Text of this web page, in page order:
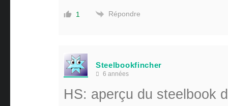
1 Répondre
Steelbookfincher
6 années
HS: aperçu du steelbook